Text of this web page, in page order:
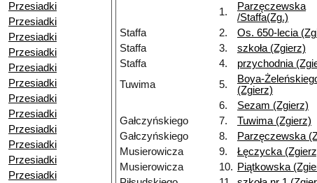
Przesiadki
Przesiadki
Przesiadki
Przesiadki
Przesiadki
Przesiadki
Przesiadki
Przesiadki
Przesiadki
Przesiadki
Przesiadki
Przesiadki
1.
Parzęczewska
/Staffa(Zg.)
Staffa 2. Os. 650-lecia
Staffa
3. szkoła (Zgierz)
Staffa
4. przychodnia
Tuwima
5.
Boya-
(Zgierz)
6. Sezam (Zgierz)
Gałczyńskiego
7. Tuwima (Zgierz)
Gałczyńskiego
8. Parzęczewska
Musierowicza
9. Łęczycka
Musierowicza
10. Piątkowska